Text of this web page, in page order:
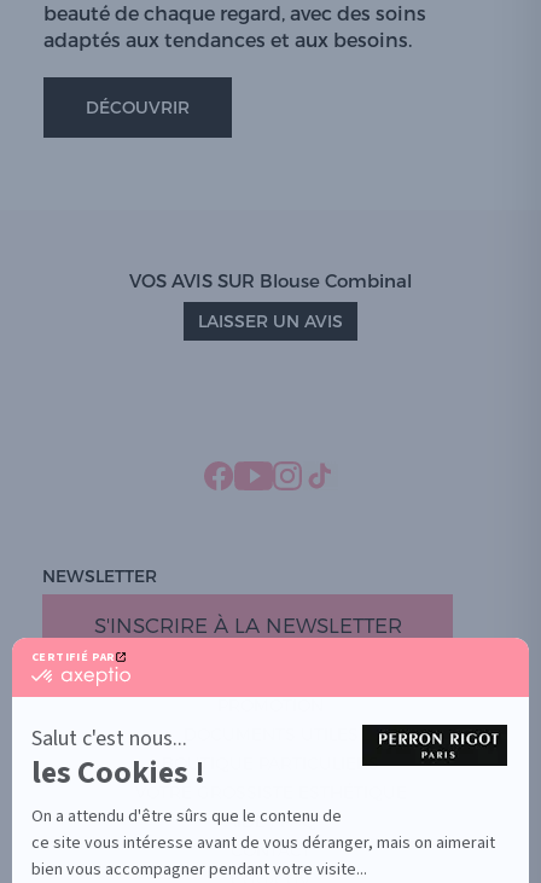
CERTIFIÉ PAR
certifié
En
savoir
plus
sur
Axeptio
Salut c'est nous...
les Cookies !
On a attendu d'être sûrs que le contenu de
ce site vous intéresse avant de vous déranger, mais on aimerait
bien vous accompagner pendant votre visite...
beauté de chaque regard, avec des soins
adaptés aux tendances et aux besoins.
DÉCOUVRIR
VOS AVIS SUR Blouse Combinal
LAISSER UN AVIS
NEWSLETTER
S'INSCRIRE À LA NEWSLETTER
BOUTIQUE PARTICULIERS
AIDE / FAQ
CONTACT
CGU/CGV